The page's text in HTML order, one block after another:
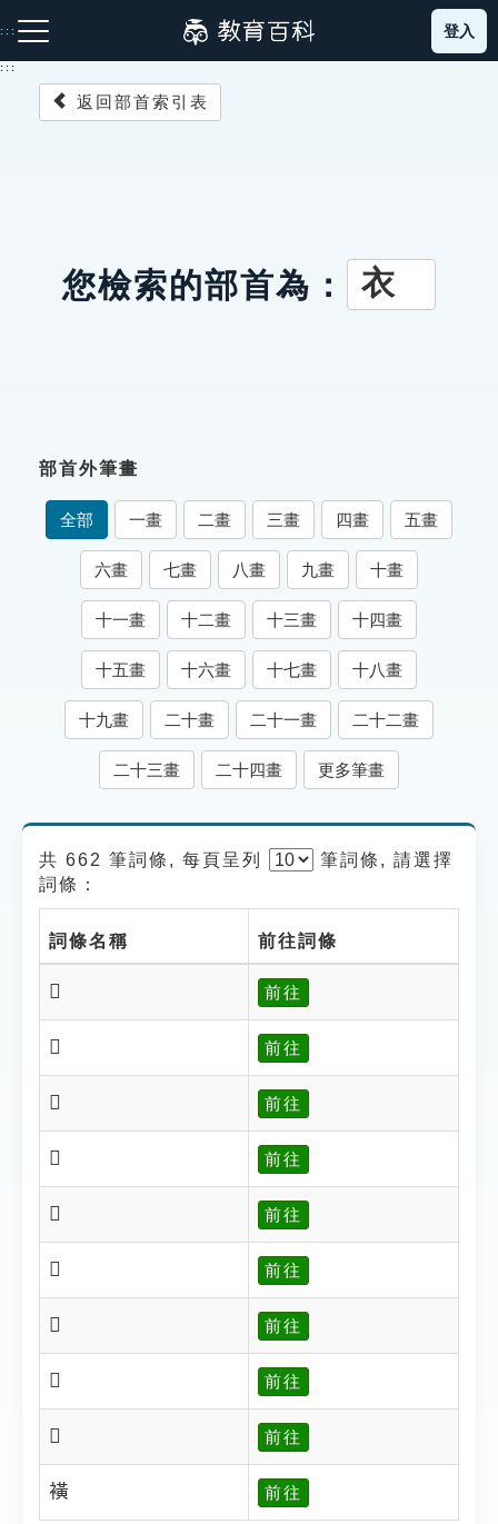
到
主
:::
成語故事
索引選單
知識索引
單字索引
生命大百科索引
遊戲專區
貓頭鷹博士
登入
:::
返回部首索引表
您檢索的部首為： 衣
部首外筆畫
全部 一畫 二畫 三畫 四畫 五畫
六畫 七畫 八畫 九畫 十畫
十一畫 十二畫 十三畫 十四畫
十五畫 十六畫 十七畫 十八畫
十九畫 二十畫 二十一畫 二十二畫
二十三畫 二十四畫 更多筆畫
共 662 筆詞條, 每頁呈列 筆詞條, 請選擇
詞條：
詞條名稱 前往詞條
𧝈 前往
𧝉 前往
𧝊 前往
𧝋 前往
𧝌 前往
𧝍 前往
𧝏 前往
𧝐 前往
𧝑 前往
𧝒 前往